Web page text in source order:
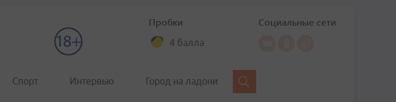
Пробки
4 балла
Социальные сети
Спорт Интервью Город на ладони